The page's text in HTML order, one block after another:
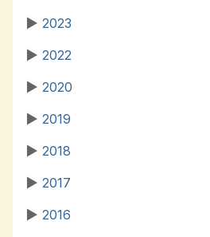
▶ 2023
▶ 2022
▶ 2020
▶ 2019
▶ 2018
▶ 2017
▶ 2016